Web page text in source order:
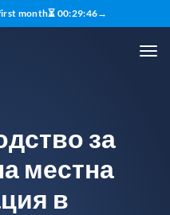
month⏳ 00:29:45→
за
местна
в